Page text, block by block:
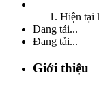
Hiện tại
Đang tải...
Đang tải...
Giới thiệu